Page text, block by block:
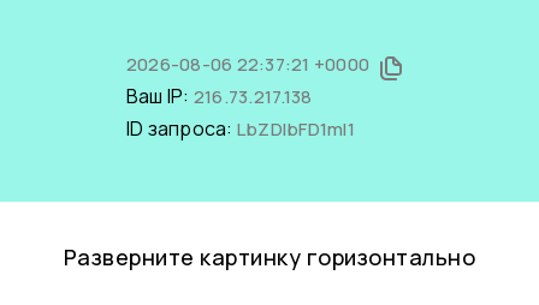
2026-08-06 22:37:21 +0000
Ваш IP: 216.73.217.138
ID запроса: LbZDIbFD1mI1
Разверните картинку горизонтально